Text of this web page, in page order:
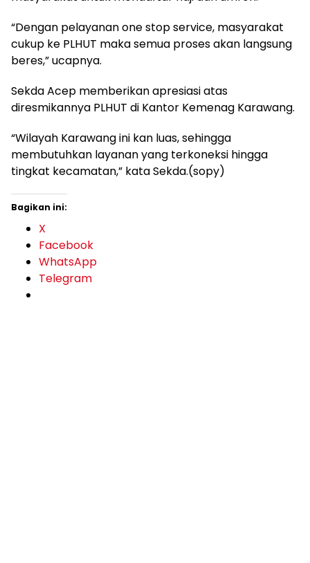
“Dengan pelayanan one stop service, masyarakat
cukup ke PLHUT maka semua proses akan langsung
beres,” ucapnya.
Sekda Acep memberikan apresiasi atas
diresmikannya PLHUT di Kantor Kemenag Karawang.
“Wilayah Karawang ini kan luas, sehingga
membutuhkan layanan yang terkoneksi hingga
tingkat kecamatan,” kata Sekda.(sopy)
Bagikan ini:
X
Facebook
WhatsApp
Telegram